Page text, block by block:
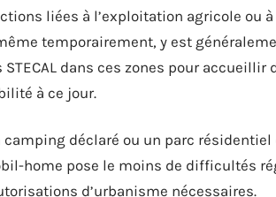
liées à l’exploitation agricole ou
temporairement, y est
dans ces zones pour accueillir
à ce jour.
déclaré ou un parc
home pose le moins de difficultés
d’urbanisme nécessaires.